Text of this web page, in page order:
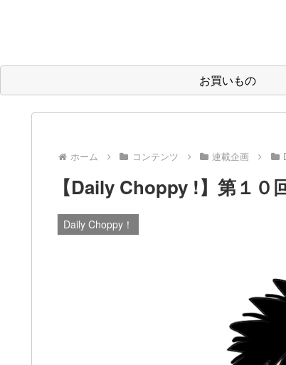
お買いもの
ホーム コンテンツ 連載企画
【Daily Choppy !】第１
Daily Choppy！